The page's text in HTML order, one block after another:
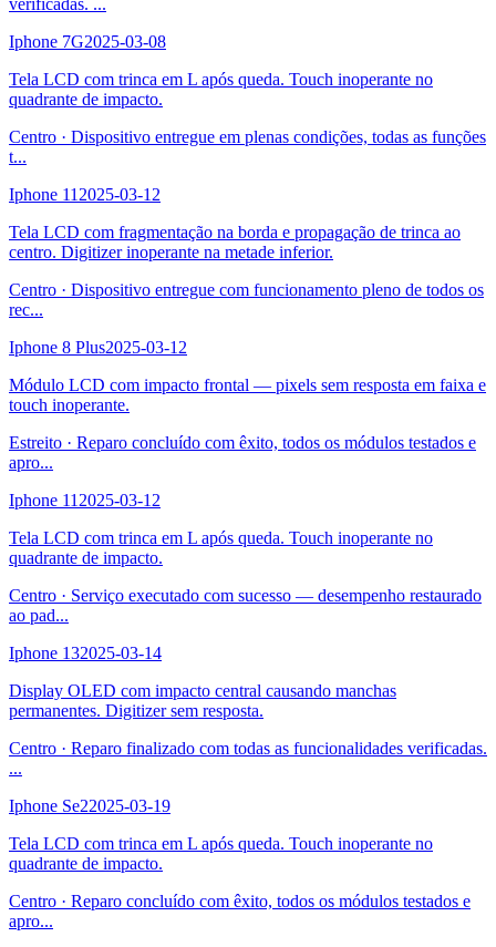
verificadas. ...
Iphone 7G2025-03-08
Tela LCD com trinca em L após queda. Touch inoperante no
quadrante de impacto.
Centro · Dispositivo entregue em plenas condições, todas as funções
t...
Iphone 11 2025-03-12
Tela LCD com fragmentação na borda e propagação de trinca ao
centro. Digitizer inoperante na metade inferior.
Centro · Dispositivo entregue com funcionamento pleno de todos os
rec...
Iphone 8 Plus2025-03-12
Módulo LCD com impacto frontal — pixels sem resposta em faixa e
touch inoperante.
Estreito · Reparo concluído com êxito, todos os módulos testados e
apro...
Iphone 11 2025-03-12
Tela LCD com trinca em L após queda. Touch inoperante no
quadrante de impacto.
Centro · Serviço executado com sucesso — desempenho restaurado
ao pad...
Iphone 132025-03-14
Display OLED com impacto central causando manchas
permanentes. Digitizer sem resposta.
Centro · Reparo finalizado com todas as funcionalidades verificadas.
...
Iphone Se22025-03-19
Tela LCD com trinca em L após queda. Touch inoperante no
quadrante de impacto.
Centro · Reparo concluído com êxito, todos os módulos testados e
apro...